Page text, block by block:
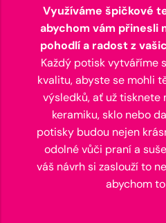
Využíváme špičkové
abychom vám přinesli
pohodlí a radost z
Každý potisk vytváříme
kvalitu, abyste se mohli
výsledků, ať už tisknete
keramiku, sklo nebo
potisky budou nejen
odolné vůči praní a
váš návrh si zaslouží to
abychom